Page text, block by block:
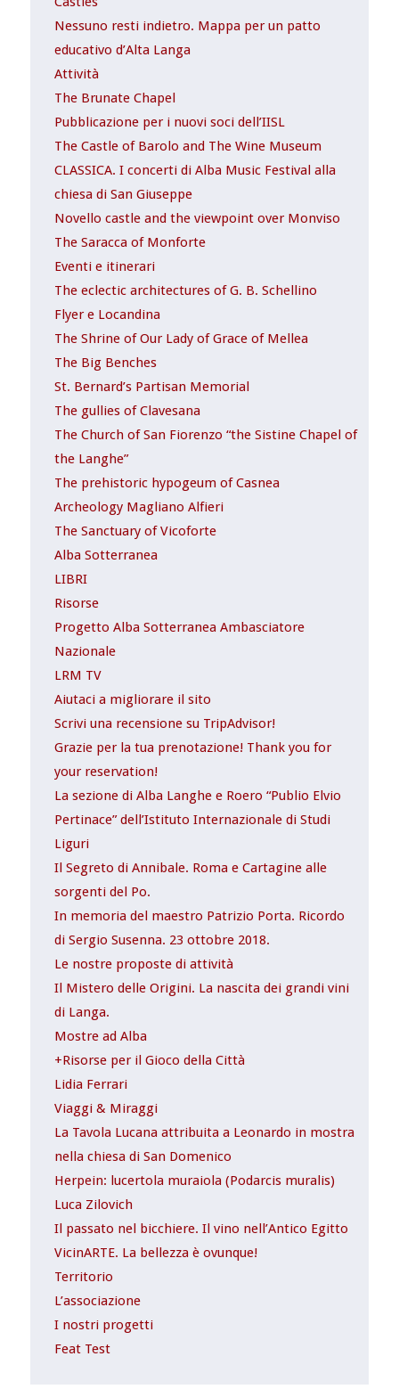
Nessuno resti indietro. Mappa per un patto
educativo d’Alta Langa
Attività
The Brunate Chapel
Pubblicazione per i nuovi soci dell’IISL
The Castle of Barolo and The Wine Museum
CLASSICA. I concerti di Alba Music Festival alla
chiesa di San Giuseppe
Novello castle and the viewpoint over Monviso
The Saracca of Monforte
Eventi e itinerari
The eclectic architectures of G. B. Schellino
Flyer e Locandina
The Shrine of Our Lady of Grace of Mellea
The Big Benches
St. Bernard’s Partisan Memorial
The gullies of Clavesana
The Church of San Fiorenzo “the Sistine Chapel of
the Langhe”
The prehistoric hypogeum of Casnea
Archeology Magliano Alfieri
The Sanctuary of Vicoforte
Alba Sotterranea
LIBRI
Risorse
Progetto Alba Sotterranea Ambasciatore
Nazionale
LRM TV
Aiutaci a migliorare il sito
Scrivi una recensione su TripAdvisor!
Grazie per la tua prenotazione! Thank you for
your reservation!
La sezione di Alba Langhe e Roero “Publio Elvio
Pertinace” dell’Istituto Internazionale di Studi
Liguri
Il Segreto di Annibale. Roma e Cartagine alle
sorgenti del Po.
In memoria del maestro Patrizio Porta. Ricordo
di Sergio Susenna. 23 ottobre 2018.
Le nostre proposte di attività
Il Mistero delle Origini. La nascita dei grandi vini
di Langa.
Mostre ad Alba
+Risorse per il Gioco della Città
Lidia Ferrari
Viaggi & Miraggi
La Tavola Lucana attribuita a Leonardo in mostra
nella chiesa di San Domenico
Herpein: lucertola muraiola (Podarcis muralis)
Luca Zilovich
Il passato nel bicchiere. Il vino nell’Antico Egitto
VicinARTE. La bellezza è ovunque!
Territorio
L’associazione
I nostri progetti
Feat Test